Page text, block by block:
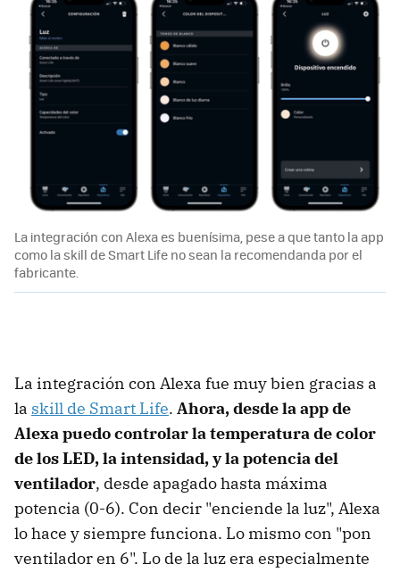
La integración con Alexa es buenísima, pese a que tanto la app
como la skill de Smart Life no sean la recomendanda por el
fabricante.
La integración con Alexa fue muy bien gracias a
la skill de Smart Life. Ahora, desde la app de
Alexa puedo controlar la temperatura de color
de los LED, la intensidad, y la potencia del
ventilador, desde apagado hasta máxima
potencia (0-6). Con decir "enciende la luz", Alexa
lo hace y siempre funciona. Lo mismo con "pon
ventilador en 6". Lo de la luz era especialmente